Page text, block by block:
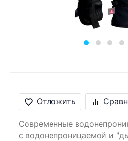
Отложить
Современные
с водонепроницаемой и